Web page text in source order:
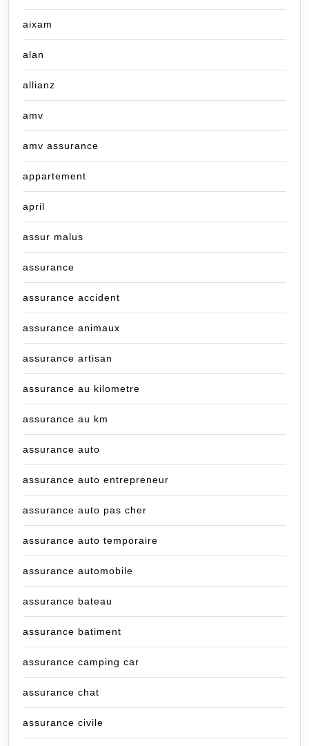
aixam
alan
allianz
amv
amv assurance
appartement
april
assur malus
assurance
assurance accident
assurance animaux
assurance artisan
assurance au kilometre
assurance au km
assurance auto
assurance auto entrepreneur
assurance auto pas cher
assurance auto temporaire
assurance automobile
assurance bateau
assurance batiment
assurance camping car
assurance chat
assurance civile